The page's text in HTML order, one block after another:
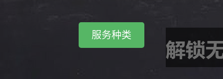
最新aa扑克网页版